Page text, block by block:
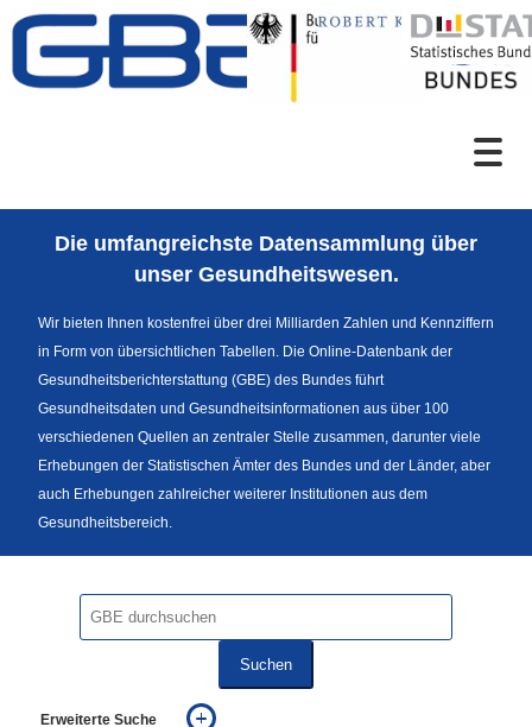
Zum Inhalt
Sprachumschaltung
Die umfangreichste Datensammlung über
unser Gesundheitswesen.
Wir bieten Ihnen kostenfrei über drei Milliarden Zahlen und Kennziffern
in Form von übersichtlichen Tabellen. Die Online-Datenbank der
Gesundheitsberichterstattung (GBE) des Bundes führt
Gesundheitsdaten und Gesundheitsinformationen aus über 100
verschiedenen Quellen an zentraler Stelle zusammen, darunter viele
Erhebungen der Statistischen Ämter des Bundes und der Länder, aber
auch Erhebungen zahlreicher weiterer Institutionen aus dem
Gesundheitsbereich.
Suchen
Erweiterte Suche